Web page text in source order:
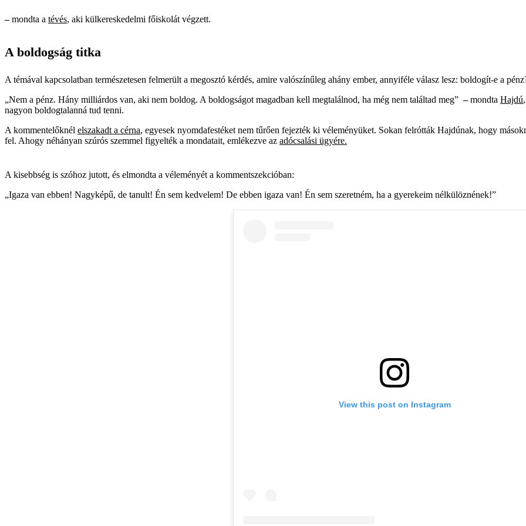
–mondta a tévés, aki külkereskedelmi főiskolát végzett.
A boldogság titka
A témával kapcsolatban természetesen felmerült a megosztó kérdés, amire valószínűleg ahány ember, annyiféle válasz lesz: boldogít-e a
„Nem a pénz. Hány milliárdos van, aki nem boldog. A boldogságot magadban kell megtalálnod, ha még nem találtad meg”–mondta Hajdú
nagyon boldogtalanná tud tenni.
A kommentelőknél elszakadt a cérna, egyesek nyomdafestéket nem tűrően fejezték ki véleményüket. Sokan felrótták Hajdúnak, hogy
fel. Ahogy néhányan szúrós szemmel figyelték a mondatait, emlékezve az adócsalási ügyére.
A kisebbség is szóhoz jutott, és elmondta a véleményét a kommentszekcióban:
„Igaza van ebben! Nagyképű, de tanult! Én sem kedvelem! De ebben igaza van! Én sem szeretném, ha a gyerekeim nélkülöznének!”